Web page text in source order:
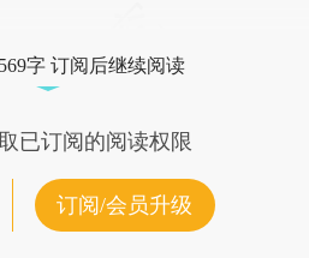
字 订阅后继续阅读
已订阅的阅读权限
订阅/会员升级